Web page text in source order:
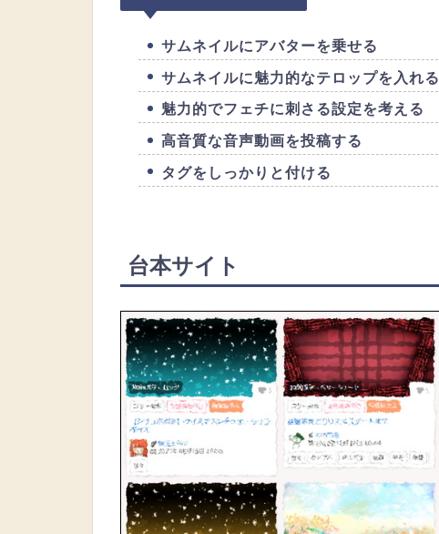
サムネイルにアバターを乗せる
サムネイルに魅力的なテロップを入れる
魅力的でフェチに刺さる設定を考える
高音質な音声動画を投稿する
タグをしっかりと付ける
台本サイト